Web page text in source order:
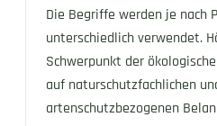
Die Begriffe werden je nach
unterschiedlich verwendet.
Schwerpunkt der
auf naturschutzfachlichen
artenschutzbezogenen